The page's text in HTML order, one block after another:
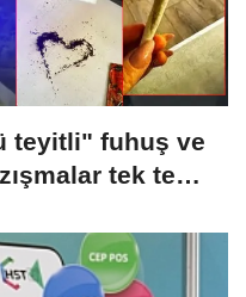
teyitli" fuhuş ve
tek tek